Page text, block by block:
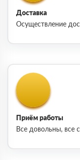
Доставка
Осуществление
Приём работы
Все довольны, все